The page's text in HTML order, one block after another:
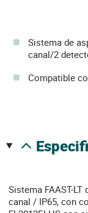
Sistema de aspiración
canal/2
Compatible
Sistema FAAST-
canal / IP65, con